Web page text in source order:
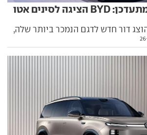
להיט המכירות מתעדכן: BYD הציגה לסינים אטו
דור חדש לדגם הנמכר ביותר שלה,
משמעותית בביקוש ומתקשה